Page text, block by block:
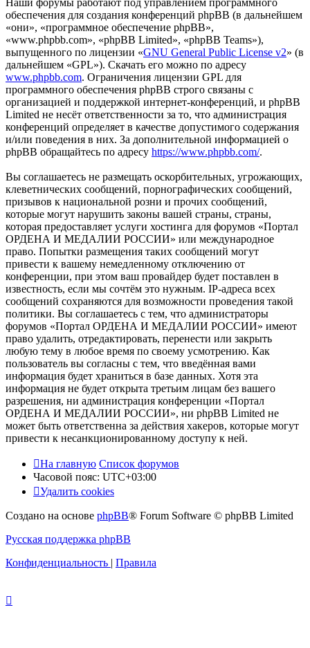
Наши форумы работают под управлением программного
обеспечения для создания конференций phpBB (в дальнейшем
«они», «программное обеспечение phpBB»,
«www.phpbb.com», «phpBB Limited», «phpBB Teams»),
выпущенного по лицензии «GNU General Public License v2» (в
дальнейшем «GPL»). Скачать его можно по адресу
www.phpbb.com. Ограничения лицензии GPL для
программного обеспечения phpBB строго связаны с
организацией и поддержкой интернет-конференций, и phpBB
Limited не несёт ответственности за то, что администрация
конференций определяет в качестве допустимого содержания
и/или поведения в них. За дополнительной информацией о
phpBB обращайтесь по адресу https://www.phpbb.com/.
Вы соглашаетесь не размещать оскорбительных, угрожающих,
клеветнических сообщений, порнографических сообщений,
призывов к национальной розни и прочих сообщений,
которые могут нарушить законы вашей страны, страны,
которая предоставляет услуги хостинга для форумов «Портал
ОРДЕНА И МЕДАЛИИ РОССИИ» или международное
право. Попытки размещения таких сообщений могут
привести к вашему немедленному отключению от
конференции, при этом ваш провайдер будет поставлен в
известность, если мы сочтём это нужным. IP-адреса всех
сообщений сохраняются для возможности проведения такой
политики. Вы соглашаетесь с тем, что администраторы
форумов «Портал ОРДЕНА И МЕДАЛИИ РОССИИ» имеют
право удалить, отредактировать, перенести или закрыть
любую тему в любое время по своему усмотрению. Как
пользователь вы согласны с тем, что введённая вами
информация будет храниться в базе данных. Хотя эта
информация не будет открыта третьим лицам без вашего
разрешения, ни администрация конференции «Портал
ОРДЕНА И МЕДАЛИИ РОССИИ», ни phpBB Limited не
может быть ответственна за действия хакеров, которые могут
привести к несанкционированному доступу к ней.
На главную Список форумов
Часовой пояс: UTC+03:00
Удалить cookies
Создано на основе phpBB® Forum Software © phpBB Limited
Русская поддержка phpBB
Конфиденциальность | Правила